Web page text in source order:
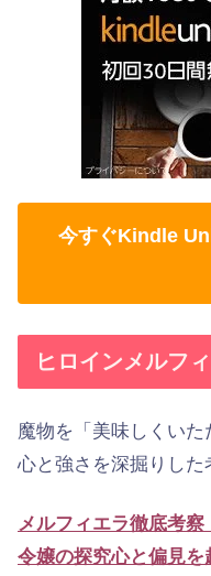
今すぐKindle
ヒロインメルフ
魔物を「美味しくい
心と強さを深掘りした
メルフィエラ徹底考察
令嬢の探究心と偏見